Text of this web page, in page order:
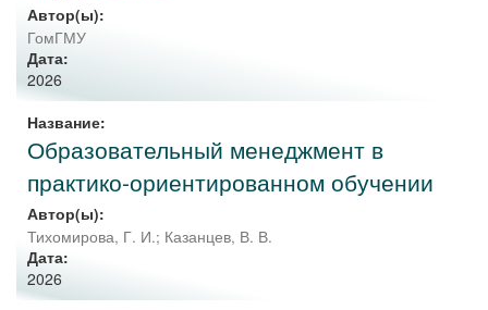
Автор(ы):
ГомГМУ
Дата:
2026
Название:
Образовательный менеджмент в
практико-ориентированном обучении
Автор(ы):
Тихомирова, Г. И.; Казанцев, В. В.
Дата:
2026